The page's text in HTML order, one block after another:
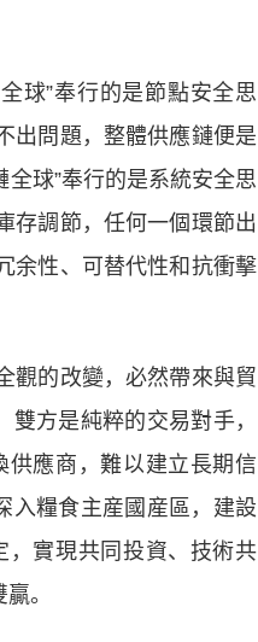
球”奉行的是節點安全思
出問題，整體供應鏈便是
球”奉行的是系統安全思
存調節，任何一個環節出
余性、可替代性和抗衝擊
的改變，必然帶來與貿
方是純粹的交易對手，
應商，難以建立長期信
入糧食主産國産區，建設
，實現共同投資、技術共
。